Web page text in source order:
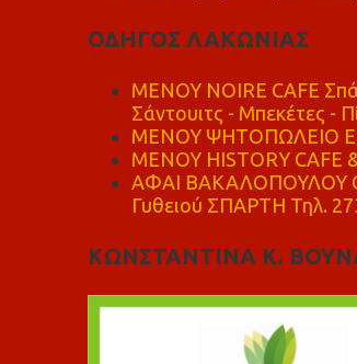
ΟΔΗΓΟΣ ΛΑΚΩΝΙΑΣ
MENOY NOIRE CAFE
Σάντουιτς - Μπεκέτες -
ΜΕΝΟΥ ΨΗΤΟΠΩΛΕΙΟ
ΜΕΝΟΥ HISTORY CAFE
ΑΦΑΙ ΒΑΚΑΛΟΠΟΥΛΟΥ
Γυθειού ΣΠΑΡΤΗ Τηλ.
ΚΩΝΣΤΑΝΤΙΝΑ Κ.